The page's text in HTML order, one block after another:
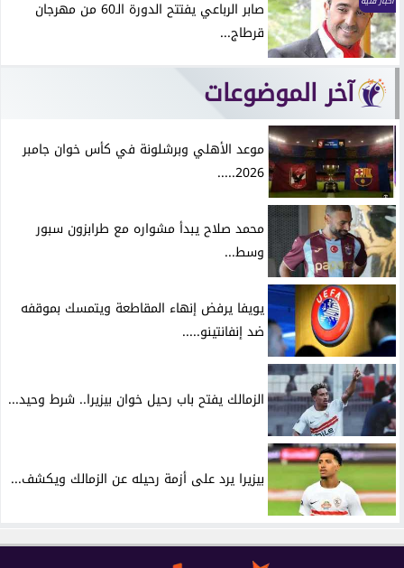
صابر الرباعي يفتتح الدورة الـ60 من مهرجان
قرطاج...
آخر الموضوعات
موعد الأهلي وبرشلونة في كأس خوان جامبر
2026.....
محمد صلاح يبدأ مشواره مع طرابزون سبور
وسط...
يويفا يرفض إنهاء المقاطعة ويتمسك بموقفه
ضد إنفانتينو.....
الزمالك يفتح باب رحيل خوان بيزيرا.. شرط وحيد...
بيزيرا يرد على أزمة رحيله عن الزمالك ويكشف...